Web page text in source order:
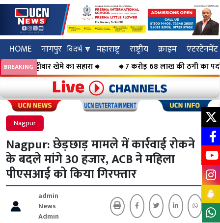
HOME नागपुर विदर्भ 🔽 महाराष्ट्र राष्ट्रीय क्राइम एंटरटेनमेंट
BREAKINGखेमे का सहारा ⁕ ⁕ 7 करोड़ 68 लाख की ठगी का पर्दाफाश,
Click to visit UCN News Click to
Nagpur
Nagpur: छेड़छाड़ मामले में कार्रवाई रोकने
के बदले मांगे 30 हजार, ACB ने महिला
पीएसआई को किया गिरफ्तार
admin
News
Admin